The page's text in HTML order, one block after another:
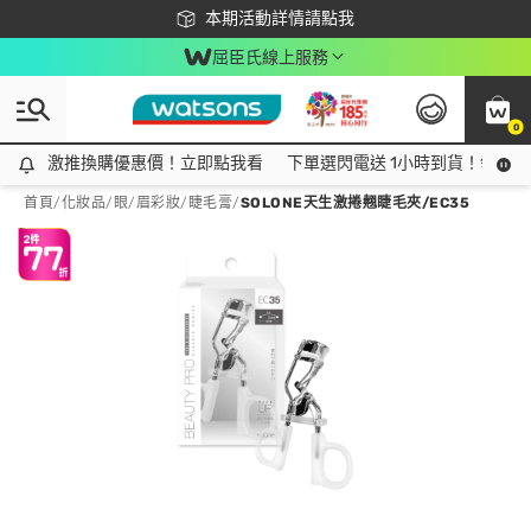
本期活動詳情請點我
下載app最高回饋$350
屈臣氏線上服務
0
激推換購優惠價！立即點我看
激推換購優惠價！立即點我看 下單選閃電送 1小時到貨！領神
首頁/化妝品/ 眼/眉彩妝/ 睫毛膏/SOLONE天生激捲翹睫毛夾/EC35